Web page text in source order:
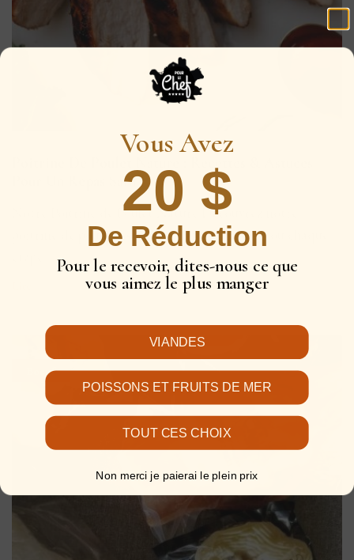
Poitrine De Poulet Nature : Recettes & Astuces
Pour Un Repas Sain
Notre Poitrine de Poulet Nature Découvrez notre
poitrine de poulet issue d’un élevage naturel, où chaque
Boeuf
Vous Avez
20 $
De Réduction
Pour le recevoir, dites-nous ce que
vous aimez le plus manger
VIANDES
POISSONS ET FRUITS DE MER
TOUT CES CHOIX
Non merci je paierai le plein prix